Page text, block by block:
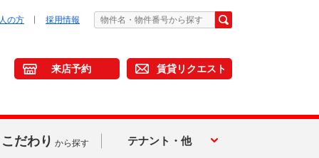
の方 採用情報
来店予約 賃貸リクエスト
こだわり から探す テナント・他